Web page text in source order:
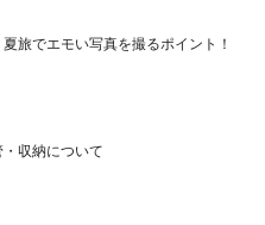
夏旅でエモい写真を撮るポイント！
収納について